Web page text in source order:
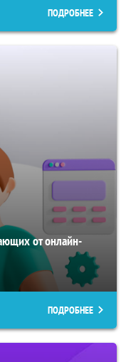
ПОДРОБНЕЕ
от онлайн-
ПОДРОБНЕЕ